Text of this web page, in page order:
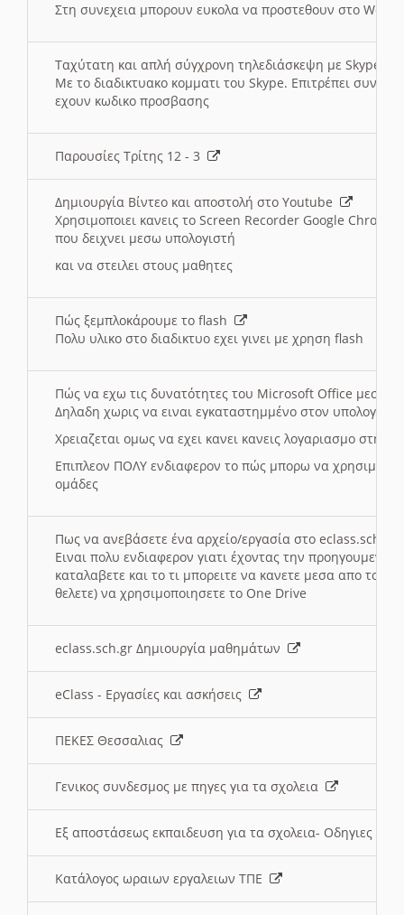
Στη συνεχεια μπορουν ευκολα να προστεθουν στο Word
Ταχύτατη και απλή σύγχρονη τηλεδιάσκεψη με Skype
Με το διαδικτυακο κομματι του Skype. Επιτρέπει
εχουν κωδικο προσβασης
Παρουσίες Τρίτης 12 - 3
Δημιουργία Βίντεο και αποστολή στο Youtube
Χρησιμοποιει κανεις το Screen Recorder Google Chrome
που δειχνει μεσω υπολογιστή
και να στειλει στους μαθητες
Πώς ξεμπλοκάρουμε το flash
Πολυ υλικο στο διαδικτυο εχει γινει με χρηση flash
Πώς να εχω τις δυνατότητες του Microsoft Office μεσω
Δηλαδη χωρις να ειναι εγκαταστημμένο στον
Χρειαζεται ομως να εχει κανει κανεις λογαριασμο στη
Επιπλεον ΠΟΛΥ ενδιαφερον το πώς μπορω να
ομάδες
Πως να ανεβάσετε ένα αρχείο/εργασία στο eclass.sch.gr
Ειναι πολυ ενδιαφερον γιατι έχοντας την
καταλαβετε και το τι μπορειτε να κανετε μεσα απο το
θελετε) να χρησιμοποιησετε το One Drive
eclass.sch.gr Δημιουργία μαθημάτων
eClass - Εργασίες και ασκήσεις
ΠΕΚΕΣ Θεσσαλιας
Γενικος συνδεσμος με πηγες για τα σχολεια
Εξ αποστάσεως εκπαιδευση για τα σχολεια- Οδηγιες
Κατάλογος ωραιων εργαλειων ΤΠΕ